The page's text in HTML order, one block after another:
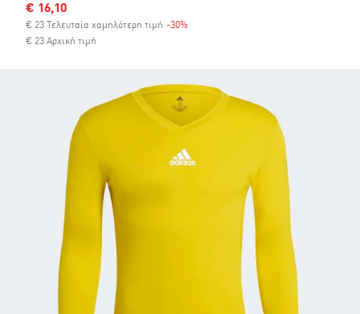
Τιμή έκπτωσης
€ 16,10
€ 23 Τελευταία χαμηλότερη τιμή -30%
€ 23 Αρχική τιμή